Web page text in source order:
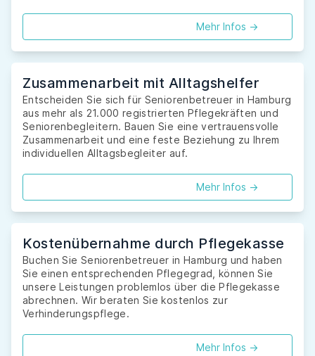
Mehr Infos ->
Zusammenarbeit mit Alltagshelfer
Entscheiden Sie sich für Seniorenbetreuer in Hamburg
aus mehr als 21.000 registrierten Pflegekräften und
Seniorenbegleitern. Bauen Sie eine vertrauensvolle
Zusammenarbeit und eine feste Beziehung zu Ihrem
individuellen Alltagsbegleiter auf.
Mehr Infos ->
Kostenübernahme durch Pflegekasse
Buchen Sie Seniorenbetreuer in Hamburg und haben
Sie einen entsprechenden Pflegegrad, können Sie
unsere Leistungen problemlos über die Pflegekasse
abrechnen. Wir beraten Sie kostenlos zur
Verhinderungspflege.
Mehr Infos ->